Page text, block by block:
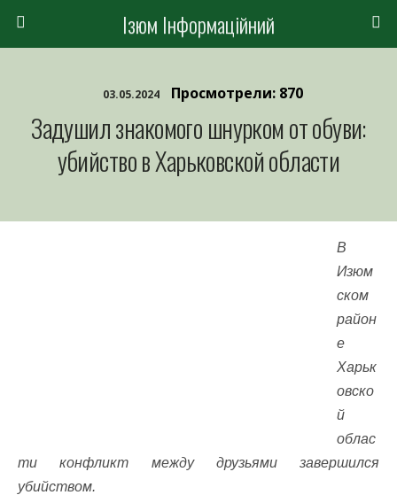
Ізюм Інформаційний
03.05.2024 Просмотрели: 870
Задушил знакомого шнурком от обуви:
убийство в Харьковской области
В
Изюм
ском
район
е
Харьк
овско
й
облас
ти конфликт между друзьями завершился
убийством.